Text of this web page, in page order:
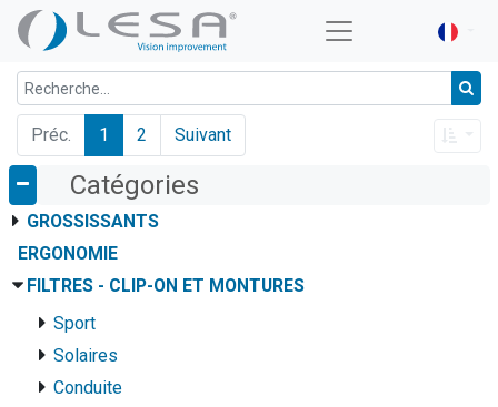
Préc. 1 2 Suivant
Catégories
GROSSISSANTS
ERGONOMIE
FILTRES - CLIP-ON ET MONTURES
Sport
Solaires
Conduite